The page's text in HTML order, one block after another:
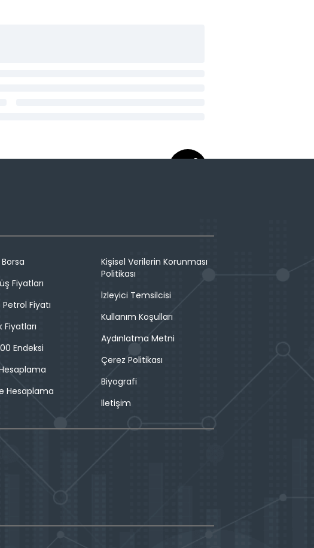
Borsa
Fiyatları
Fiyatı
Fiyatları
Endeksi
Hesaplama
Kişisel Verilerin Korunması
Politikası
İzleyici Temsilcisi
Kullanım Koşulları
Aydınlatma Metni
Çerez Politikası
Biyografi
İletişim